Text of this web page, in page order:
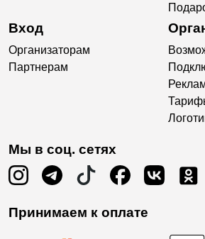
Вход
Организаторам
Партнерам
Мы в соц. сетях
Принимаем к оплате